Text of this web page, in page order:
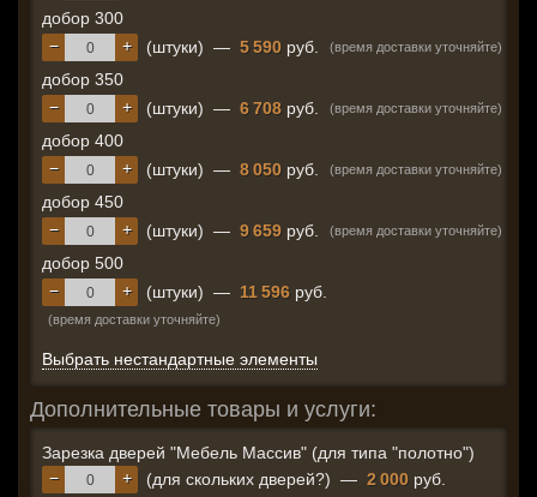
добор 300
+
− (штуки) — 5 590 руб. (время доставки уточняйте)
добор 350
+
− (штуки) — 6 708 руб. (время доставки уточняйте)
добор 400
+
− (штуки) — 8 050 руб. (время доставки уточняйте)
добор 450
+
− (штуки) — 9 659 руб. (время доставки уточняйте)
добор 500
+
− (штуки) — 11 596 руб.
(время доставки уточняйте)
Выбрать нестандартные элементы
Дополнительные товары и услуги:
Зарезка дверей "Мебель Массив" (для типа "полотно")
+
− (для скольких дверей?) — 2 000 руб.